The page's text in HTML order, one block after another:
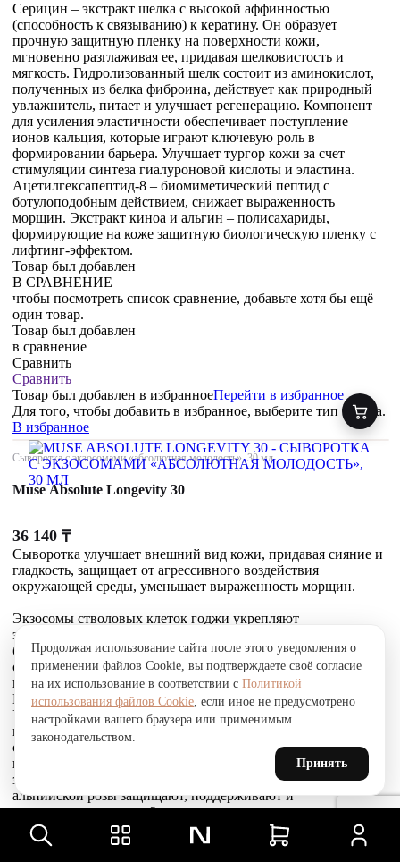
Серицин – экстракт шелка с высокой аффинностью
(способность к связыванию) к кератину. Он образует
прочную защитную пленку на поверхности кожи,
мгновенно разглаживая ее, придавая шелковистость и
мягкость. Гидролизованный шелк состоит из аминокислот,
полученных из белка фиброина, действует как природный
увлажнитель, питает и улучшает регенерацию. Компонент
для усиления эластичности обеспечивает поступление
ионов кальция, которые играют ключевую роль в
формировании барьера. Улучшает тургор кожи за счет
стимуляции синтеза гиалуроновой кислоты и эластина.
Ацетилгексапептид-8 – биомиметический пептид с
ботулоподобным действием, снижает выраженность
морщин. Экстракт киноа и альгин – полисахариды,
формирующие на коже защитную биологическую пленку с
лифтинг-эффектом.
Товар был добавлен
В СРАВНЕНИЕ
чтобы посмотреть список сравнение, добавьте хотя бы ещё
один товар.
Товар был добавлен
в сравнение
Сравнить
Сравнить
Товар был добавлен в избранноеПерейти в избранное
Для того, чтобы добавить в избранное, выберите тип товара.
В избранное
Сыворотка с экзосомами «абсолютная молодость», 30 мл
Muse Absolute Longevity 30
36 140 ₸
Сыворотка улучшает внешний вид кожи, придавая сияние и
гладкость, защищает от агрессивного воздействия
окружающей среды, уменьшает выраженность морщин.
Экзосомы стволовых клеток годжи укрепляют
эпидермальный барьер, доставляют сигнальные
биоактивные молекулы в клетки и стимулируют
собственное выделение экзосом кожей. Это усиливает
выработку коллагена, эластина и гликозаминогликанов.
Комплекс Telosense Active продлевает жизнь клеток.
Укрепляющий пептид восстанавливает и усиливает связи
между фибробластами и внеклеточным матриксом,
стимулирует выработку коллагена I и VI типов, обеспечивая
прочное соединение эпидермиса и дермы, что приводит к
заметному сокращению морщин. Стволовые клетки
альпийской розы защищают, поддерживают и
восстанавливают устойчивость кожи к агрессивным
факторам окружающей среды и преждевременному
старению, улучшают барьерные свойства.
Продолжая использование сайта после этого уведомления о
применении файлов Cookie, вы подтверждаете своё согласие
на их использование в соответствии с Политикой
использования файлов Cookie, если иное не предусмотрено
настройками вашего браузера или применимым
законодательством.
Принять